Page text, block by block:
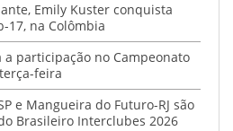
Emily Kuster conquista
17, na Colômbia
participação no Campeonato
feira
e Mangueira do Futuro-RJ são
Brasileiro Interclubes 2026